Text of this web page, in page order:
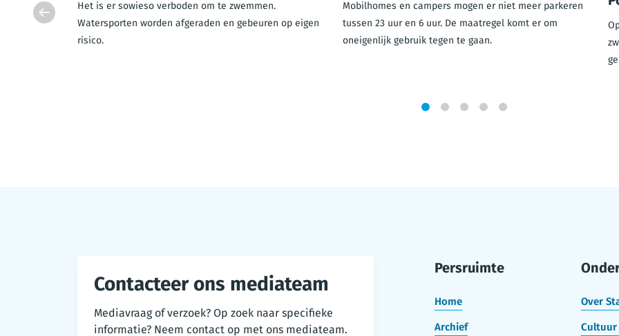
in
Het is er sowieso verboden om te zwemmen.
Watersporten worden afgeraden en gebeuren op eigen
risico.
Mobilhomes en campers mogen er niet meer parkeren
tussen 23 uur en 6 uur. De maatregel komt er om
oneigenlijk gebruik tegen te gaan.
Contacteer ons mediateam
Mediavraag of verzoek? Op zoek naar specifieke
informatie? Neem contact op met ons mediateam.
Persruimte
Home
Archief
Over